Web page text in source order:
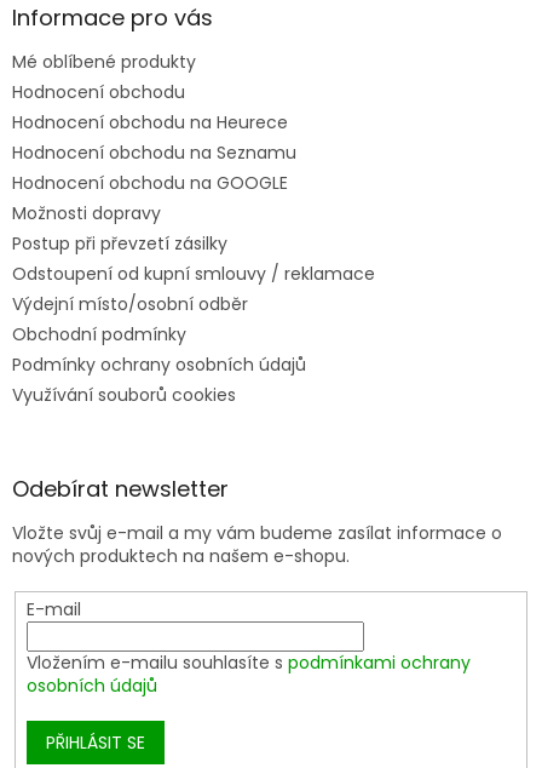
Informace pro vás
Mé oblíbené produkty
Hodnocení obchodu
Hodnocení obchodu na Heurece
Hodnocení obchodu na Seznamu
Hodnocení obchodu na GOOGLE
Možnosti dopravy
Postup při převzetí zásilky
Odstoupení od kupní smlouvy / reklamace
Výdejní místo/osobní odběr
Obchodní podmínky
Podmínky ochrany osobních údajů
Využívání souborů cookies
Odebírat newsletter
Vložte svůj e-mail a my vám budeme zasílat informace o
nových produktech na našem e-shopu.
E-mail
Vložením e-mailu souhlasíte s podmínkami ochrany
osobních údajů
PŘIHLÁSIT SE